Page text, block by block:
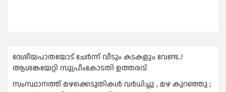
ദേശീയപാതയോട് ചേര്‍ന്ന് വീടും കടകളും വേണ്ട..!
ആശങ്കയേറ്റി സുപ്രീംകോടതി ഉത്തരവ്
സംസ്ഥാനത്ത് മഴക്കെടുതികള്‍ വര്‍ധിച്ചു , മഴ കുറഞ്ഞു ;